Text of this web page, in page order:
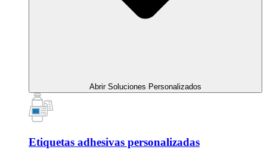
Abrir Soluciones Personalizados
Etiquetas adhesivas personalizadas